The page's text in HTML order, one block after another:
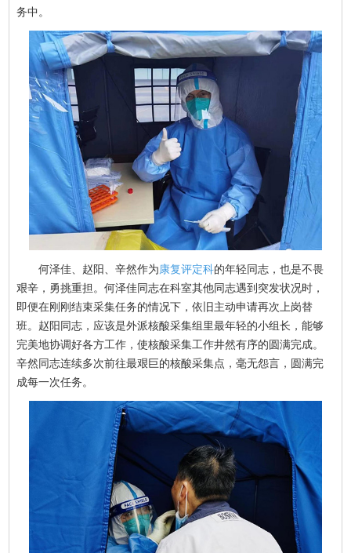
务中。
何泽佳、赵阳、辛然作为康复评定科的年轻同志，也是不畏
艰辛，勇挑重担。何泽佳同志在科室其他同志遇到突发状况时，
即便在刚刚结束采集任务的情况下，依旧主动申请再次上岗替
班。赵阳同志，应该是外派核酸采集组里最年轻的小组长，能够
完美地协调好各方工作，使核酸采集工作井然有序的圆满完成。
辛然同志连续多次前往最艰巨的核酸采集点，毫无怨言，圆满完
成每一次任务。